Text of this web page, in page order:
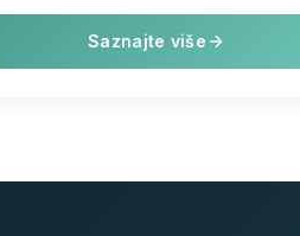
Saznajte više